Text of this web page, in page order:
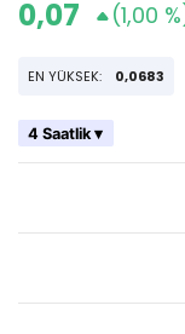
0,07 (1,00
EN YÜKSEK: 0,0683
4 Saatlik ▾